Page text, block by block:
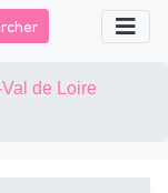
de Loire